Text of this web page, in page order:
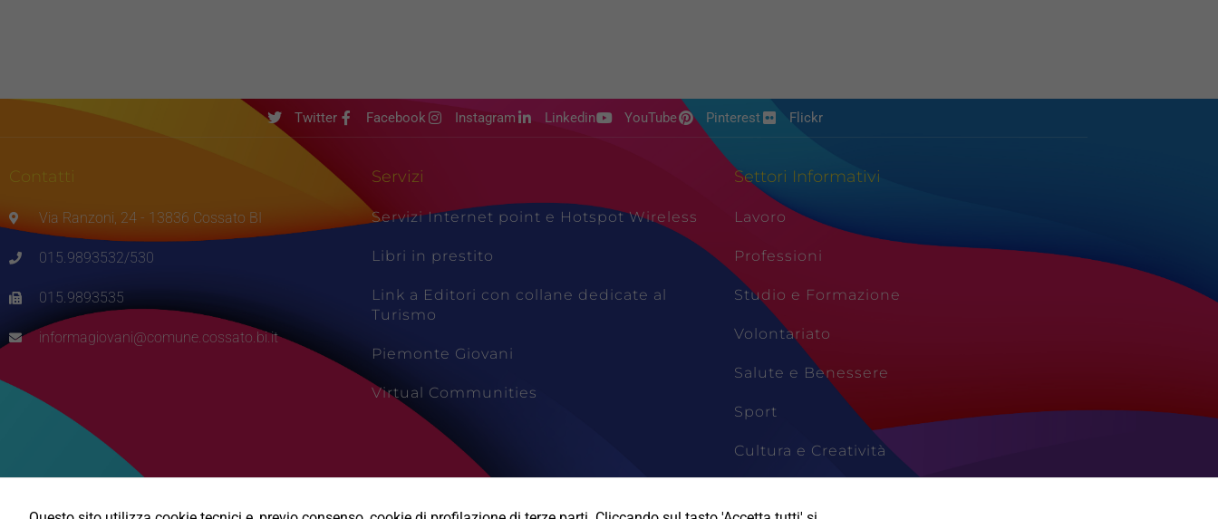
Twitter Facebook Instagram Linkedin YouTube Pinterest Flickr
Contatti
Via Ranzoni, 24 - 13836 Cossato BI
015.9893532/530
015.9893535
informagiovani@comune.cossato.bi.it
Servizi
Servizi Internet point e Hotspot Wireless
Libri in prestito
Link a Editori con collane dedicate al
Turismo
Piemonte Giovani
Virtual Communities
Settori Informativi
Lavoro
Professioni
Studio e Formazione
Volontariato
Salute e Benessere
Sport
Cultura e Creatività